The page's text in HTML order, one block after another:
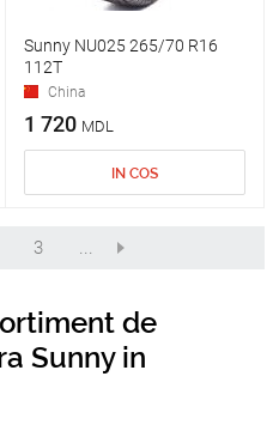
Sunny NU025 265/70 R16
112T
China
1 720 MDL
IN COS
3 ...
de
Sunny in